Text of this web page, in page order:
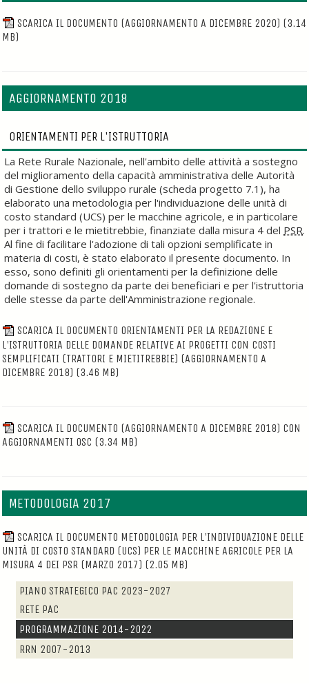
SCARICA IL DOCUMENTO (AGGIORNAMENTO A DICEMBRE 2020) (3.14
MB)
AGGIORNAMENTO 2018
ORIENTAMENTI PER L'ISTRUTTORIA
La Rete Rurale Nazionale, nell'ambito delle attività a sostegno
del miglioramento della capacità amministrativa delle Autorità
di Gestione dello sviluppo rurale (scheda progetto 7.1), ha
elaborato una metodologia per l'individuazione delle unità di
costo standard (UCS) per le macchine agricole, e in particolare
per i trattori e le mietitrebbie, finanziate dalla misura 4 del PSR.
Al fine di facilitare l'adozione di tali opzioni semplificate in
materia di costi, è stato elaborato il presente documento. In
esso, sono definiti gli orientamenti per la definizione delle
domande di sostegno da parte dei beneficiari e per l'istruttoria
delle stesse da parte dell'Amministrazione regionale.
SCARICA IL DOCUMENTO ORIENTAMENTI PER LA REDAZIONE E
L'ISTRUTTORIA DELLE DOMANDE RELATIVE AI PROGETTI CON COSTI
SEMPLIFICATI (TRATTORI E MIETITREBBIE) (AGGIORNAMENTO A
DICEMBRE 2018) (3.46 MB)
SCARICA IL DOCUMENTO (AGGIORNAMENTO A DICEMBRE 2018) CON
AGGIORNAMENTI OSC (3.34 MB)
METODOLOGIA 2017
SCARICA IL DOCUMENTO METODOLOGIA PER L'INDIVIDUAZIONE DELLE
UNITÀ DI COSTO STANDARD (UCS) PER LE MACCHINE AGRICOLE PER LA
MISURA 4 DEI PSR (MARZO 2017) (2.05 MB)
PIANO STRATEGICO PAC 2023-2027
RETE PAC
PROGRAMMAZIONE 2014-2022
RRN 2007-2013